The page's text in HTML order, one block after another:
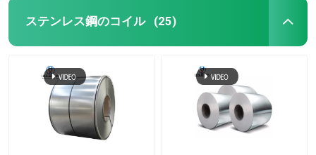
ステンレス鋼のコイル (25)